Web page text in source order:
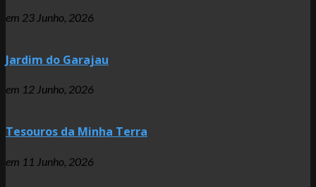
em 23 Junho, 2026
Jardim do Garajau
em 12 Junho, 2026
Tesouros da Minha Terra
em 11 Junho, 2026